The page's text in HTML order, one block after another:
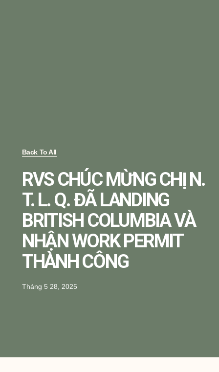
Back To All
RVS CHÚC MỪNG CHỊ N.
T. L. Q. ĐÃ LANDING
BRITISH COLUMBIA VÀ
NHẬN WORK PERMIT
THÀNH CÔNG
Tháng 5 28, 2025